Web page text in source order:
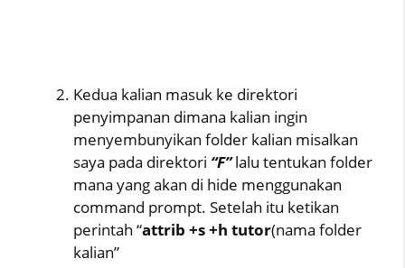
Kedua kalian masuk ke direktori
penyimpanan dimana kalian ingin
menyembunyikan folder kalian misalkan
saya pada direktori “F”lalu tentukan folder
mana yang akan di hide menggunakan
command prompt. Setelah itu ketikan
perintah “attrib +s +h tutor(nama folder
kalian”